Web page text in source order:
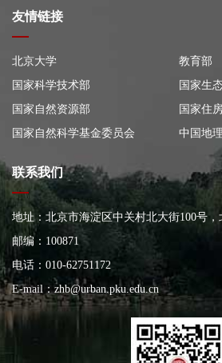
友情链接
北京大学
教育部
国家科学技术部
国家生
国家自然资源部
国家住
国家自然科学基金委员会
中国地
联系我们
地址：北京市海淀区中关村北大街100号
大楼
邮编：100871
电话：010-62751172
E-mail：zhb@urban.pku.edu.cn